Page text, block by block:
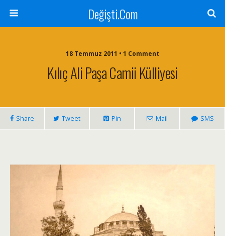
Değişti.Com
18 Temmuz 2011 • 1 Comment
Kılıç Ali Paşa Camii Külliyesi
Share Tweet Pin Mail SMS